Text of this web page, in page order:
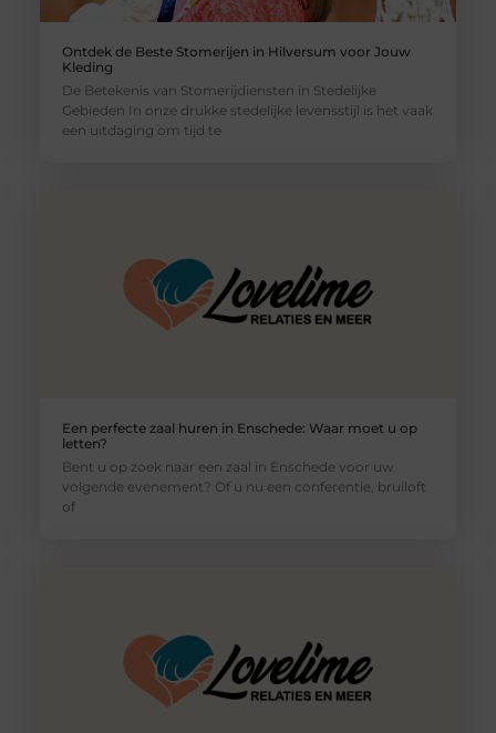
Ontdek de Beste Stomerijen in Hilversum voor Jouw
Kleding
De Betekenis van Stomerijdiensten in Stedelijke
Gebieden In onze drukke stedelijke levensstijl is het vaak
een uitdaging om tijd te
Een perfecte zaal huren in Enschede: Waar moet u op
letten?
Bent u op zoek naar een zaal in Enschede voor uw
volgende evenement? Of u nu een conferentie, bruiloft
of